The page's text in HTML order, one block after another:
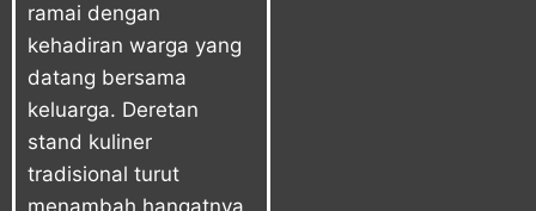
ramai dengan
kehadiran warga yang
datang bersama
keluarga. Deretan
stand kuliner
tradisional turut
menambah hangatnya